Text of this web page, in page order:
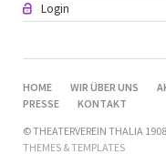
Login
NAVIGATION
ÜBERSPRINGEN
HOME WIR ÜBER UNS
PRESSE
KONTAKT
© THEATERVEREIN THALIA
THEMES & TEMPLATES